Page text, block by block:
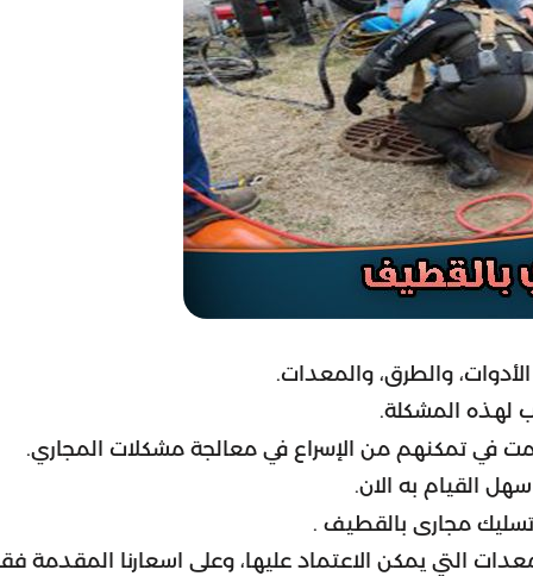
والطرق، والمعدات.
لهذه المشكلة.
في تمكنهم من الإسراع في معالجة مشكلات المجاري.
القيام به الان.
مجارى بالقطيف .
التي يمكن الاعتماد عليها، وعلى اسعارنا المقدمة